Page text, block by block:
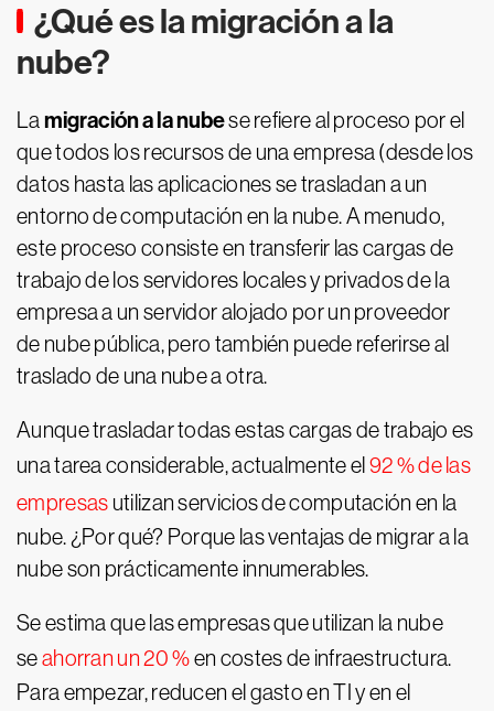
¿Qué es la migración a la
nube?
La migración a la nubese refiere al proceso por el
que todos los recursos de una empresa (desde los
datos hasta las aplicaciones se trasladan a un
entorno de computación en la nube. A menudo,
este proceso consiste en transferir las cargas de
trabajo de los servidores locales y privados de la
empresa a un servidor alojado por un proveedor
de nube pública, pero también puede referirse al
traslado de una nube a otra.
Aunque trasladar todas estas cargas de trabajo es
una tarea considerable, actualmente el 92 % de las
empresas utilizan servicios de computación en la
nube. ¿Por qué? Porque las ventajas de migrar a la
nube son prácticamente innumerables.
Se estima que las empresas que utilizan la nube
seahorran un 20 %en costes de infraestructura.
Para empezar, reducen el gasto en TI y en el